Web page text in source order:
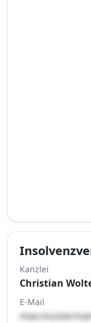
Kanzlei
Christian
E-Mail